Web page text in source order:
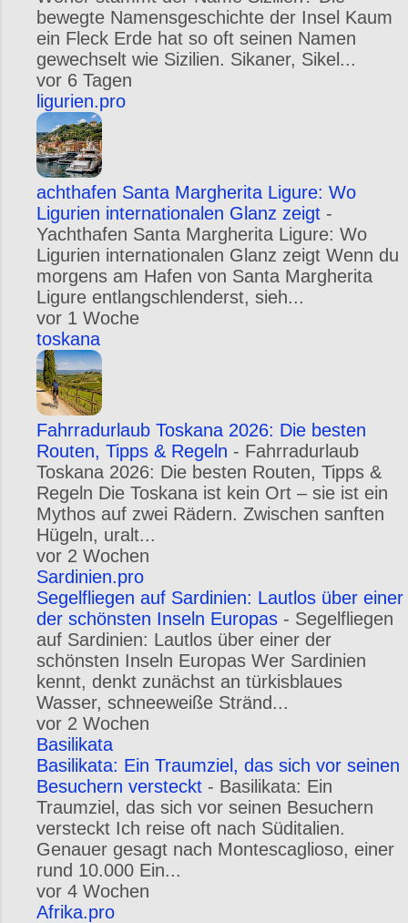
bewegte Namensgeschichte der Insel Kaum
ein Fleck Erde hat so oft seinen Namen
gewechselt wie Sizilien. Sikaner, Sikel...
vor 6 Tagen
ligurien.pro
achthafen Santa Margherita Ligure: Wo
Ligurien internationalen Glanz zeigt -
Yachthafen Santa Margherita Ligure: Wo
Ligurien internationalen Glanz zeigt Wenn du
morgens am Hafen von Santa Margherita
Ligure entlangschlenderst, sieh...
vor 1 Woche
toskana
Fahrradurlaub Toskana 2026: Die besten
Routen, Tipps & Regeln - Fahrradurlaub
Toskana 2026: Die besten Routen, Tipps &
Regeln Die Toskana ist kein Ort – sie ist ein
Mythos auf zwei Rädern. Zwischen sanften
Hügeln, uralt...
vor 2 Wochen
Sardinien.pro
Segelfliegen auf Sardinien: Lautlos über einer
der schönsten Inseln Europas - Segelfliegen
auf Sardinien: Lautlos über einer der
schönsten Inseln Europas Wer Sardinien
kennt, denkt zunächst an türkisblaues
Wasser, schneeweiße Stränd...
vor 2 Wochen
Basilikata
Basilikata: Ein Traumziel, das sich vor seinen
Besuchern versteckt - Basilikata: Ein
Traumziel, das sich vor seinen Besuchern
versteckt Ich reise oft nach Süditalien.
Genauer gesagt nach Montescaglioso, einer
rund 10.000 Ein...
vor 4 Wochen
Afrika.pro